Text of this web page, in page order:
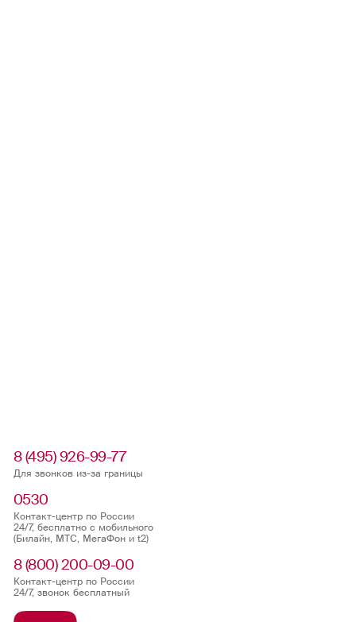
8 (495) 926-99-77
Для звонков из-за границы
0530
Контакт-центр по России
24/7, бесплатно с мобильного
(Билайн, МТС, МегаФон и t2)
8 (800) 200-09-00
Контакт-центр по России
24/7, звонок бесплатный